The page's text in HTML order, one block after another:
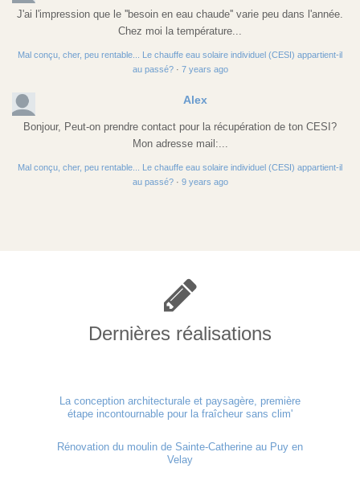
J'ai l'impression que le ''besoin en eau chaude'' varie peu dans l'année.
Chez moi la température...
Mal conçu, cher, peu rentable... Le chauffe eau solaire individuel (CESI) appartient-il
au passé?· 7 years ago
Alex
Bonjour, Peut-on prendre contact pour la récupération de ton CESI?
Mon adresse mail:...
Mal conçu, cher, peu rentable... Le chauffe eau solaire individuel (CESI) appartient-il
au passé?· 9 years ago
Dernières réalisations
La conception architecturale et paysagère, première
étape incontournable pour la fraîcheur sans clim'
Rénovation du moulin de Sainte-Catherine au Puy en
Velay